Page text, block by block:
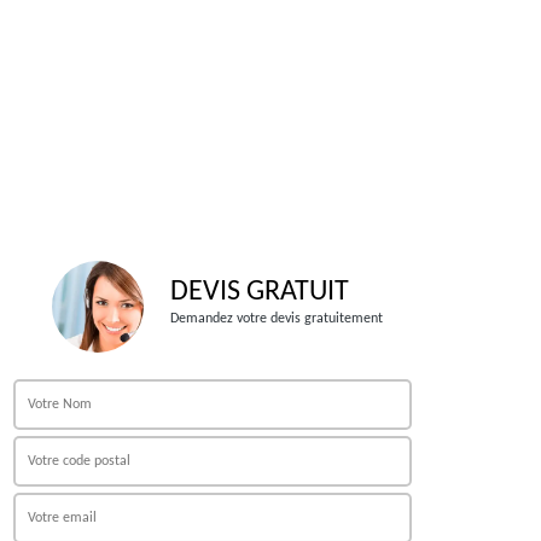
DEVIS GRATUIT
Demandez votre devis gratuitement